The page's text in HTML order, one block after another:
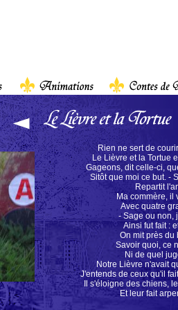
Rien ne sert de
Le Lièvre et la Tortue
Gageons, dit celle-ci,
Sitôt que moi ce but. -
Repartit
Ma commère, il
Avec quatre
- Sage ou non,
Ainsi fut fait :
On mit près du
Savoir quoi, ce
Ni de quel
Notre Lièvre n'avait
J'entends de ceux qu'il
Il s'éloigne des chiens,
Et leur fait